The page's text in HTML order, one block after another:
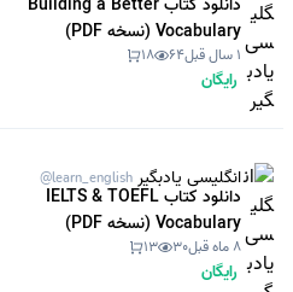
Vocabulary (نسخه PDF)
1 سال قبل 64
18
رایگان
انگلیسی یادبگیر @learn_english
دانلود کتاب IELTS & TOEFL
Vocabulary (نسخه PDF)
8 ماه قبل 30
13
رایگان